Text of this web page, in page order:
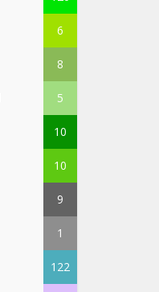
6
8
5
10
10
9
1
122